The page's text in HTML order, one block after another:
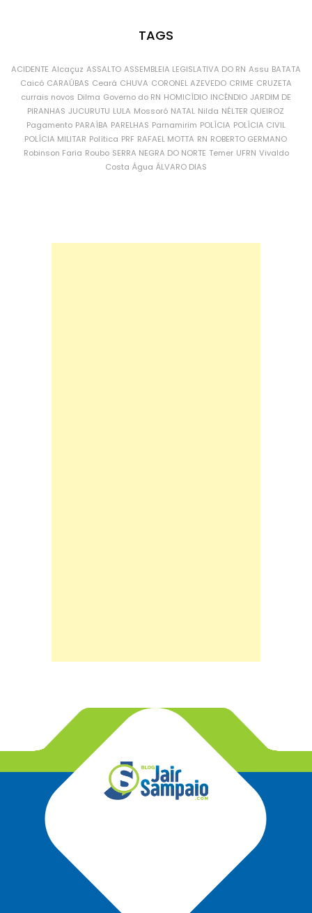
TAGS
ACIDENTE Alcaçuz ASSALTO ASSEMBLEIA LEGISLATIVA DO RN Assu BATATA
Caicó CARAÚBAS Ceará CHUVA CORONEL AZEVEDO CRIME CRUZETA
currais novos Dilma Governo do RN HOMICÍDIO INCÊNDIO JARDIM DE
PIRANHAS JUCURUTU LULA Mossoró NATAL Nilda NÉLTER QUEIROZ
Pagamento PARAÍBA PARELHAS Parnamirim POLÍCIA POLÍCIA CIVIL
POLÍCIA MILITAR Política PRF RAFAEL MOTTA RN ROBERTO GERMANO
Robinson Faria Roubo SERRA NEGRA DO NORTE Temer UFRN Vivaldo
Costa Água ÁLVARO DIAS